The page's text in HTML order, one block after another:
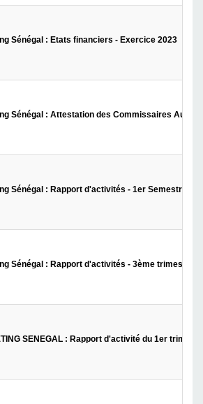
Sénégal : Etats financiers - Exercice 2023
Sénégal : Attestation des Commissaires Aux
Sénégal : Rapport d'activités - 1er Semestre
Sénégal : Rapport d'activités - 3ème trimestre
SENEGAL : Rapport d'activité du 1er